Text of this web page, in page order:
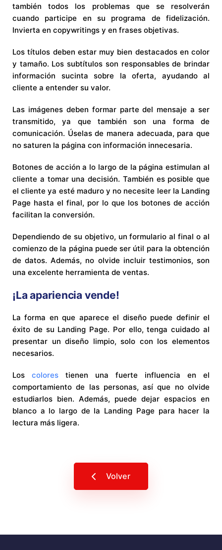
también todos los problemas que se resolverán
cuando participe en su programa de fidelización.
Invierta en copywritings y en frases objetivas.
Los títulos deben estar muy bien destacados en color
y tamaño. Los subtítulos son responsables de brindar
información sucinta sobre la oferta, ayudando al
cliente a entender su valor.
Las imágenes deben formar parte del mensaje a ser
transmitido, ya que también son una forma de
comunicación. Úselas de manera adecuada, para que
no saturen la página con información innecesaria.
Botones de acción a lo largo de la página estimulan al
cliente a tomar una decisión. También es posible que
el cliente ya esté maduro y no necesite leer la Landing
Page hasta el final, por lo que los botones de acción
facilitan la conversión.
Dependiendo de su objetivo, un formulario al final o al
comienzo de la página puede ser útil para la obtención
de datos. Además, no olvide incluir testimonios, son
una excelente herramienta de ventas.
¡La apariencia vende!
La forma en que aparece el diseño puede definir el
éxito de su Landing Page. Por ello, tenga cuidado al
presentar un diseño limpio, solo con los elementos
necesarios.
Los colores tienen una fuerte influencia en el
comportamiento de las personas, así que no olvide
estudiarlos bien. Además, puede dejar espacios en
blanco a lo largo de la Landing Page para hacer la
lectura más ligera.
Volver